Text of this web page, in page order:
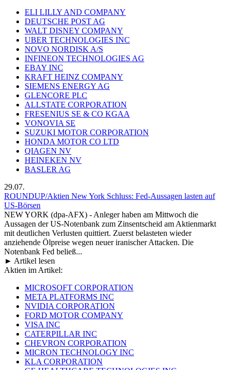
ELI LILLY AND COMPANY
DEUTSCHE POST AG
WALT DISNEY COMPANY
UBER TECHNOLOGIES INC
NOVO NORDISK A/S
INFINEON TECHNOLOGIES AG
EBAY INC
KRAFT HEINZ COMPANY
SIEMENS ENERGY AG
GLENCORE PLC
ALLSTATE CORPORATION
FRESENIUS SE & CO KGAA
VONOVIA SE
SUZUKI MOTOR CORPORATION
HONDA MOTOR CO LTD
QIAGEN NV
HEINEKEN NV
BASLER AG
29.07.
ROUNDUP/Aktien New York Schluss: Fed-Aussagen lasten auf
US-Börsen
NEW YORK (dpa-AFX) - Anleger haben am Mittwoch die
Aussagen der US-Notenbank zum Zinsentscheid am Aktienmarkt
mit deutlichen Verlusten quittiert. Zuerst belasteten wieder
anziehende Ölpreise wegen neuer iranischer Attacken. Die
Notenbank Fed beließ...
► Artikel lesen
Aktien im Artikel:
MICROSOFT CORPORATION
META PLATFORMS INC
NVIDIA CORPORATION
FORD MOTOR COMPANY
VISA INC
CATERPILLAR INC
CHEVRON CORPORATION
MICRON TECHNOLOGY INC
KLA CORPORATION